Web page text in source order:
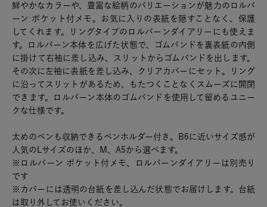
鮮やかなカラーや、豊富な絵柄のバリエーションが魅力のロルバ
ーン ポケット付メモ。お気に入りの表紙を隠すことなく、保護
してくれます。リングタイプのロルバーンダイアリーにも使えま
す。ロルバーン本体を広げた状態で、ゴムバンドを裏表紙の内側
に掛けて右袖に差し込み、スリットからゴムバンドを出します。
その次に左袖に表紙を差し込み、クリアカバーにセット。リング
に沿ってスリットがあるため、もたつくことなくスムーズに開閉
できます。ロルバーン本体のゴムバンドを使用して留めるユニー
クな仕様です。
太めのペンも収納できるペンホルダー付き。B6に近いサイズ感が
人気のLサイズのほか、M、A5から選べます。
※ロルバーン ポケット付メモ、ロルバーンダイアリーは別売り
です
※カバーには透明の台紙を差し込んだ状態でお届けします。台紙
は取り外してお使いください。